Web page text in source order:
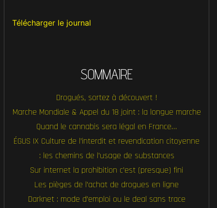
Télécharger le journal
SOMMAIRE
Drogués, sortez à découvert !
Marche Mondiale & Appel du 18 joint : la longue marche
Quand le cannabis sera légal en France…
ÉGUS IX Culture de l’interdit et revendication citoyenne
: les chemins de l’usage de substances
Sur internet la prohibition c’est (presque) fini
Les pièges de l’achat de drogues en ligne
Darknet : mode d’emploi ou le deal sans trace